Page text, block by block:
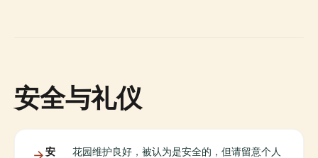
安全与礼仪
安
花园维护良好，被认为是安全的，但请留意个人